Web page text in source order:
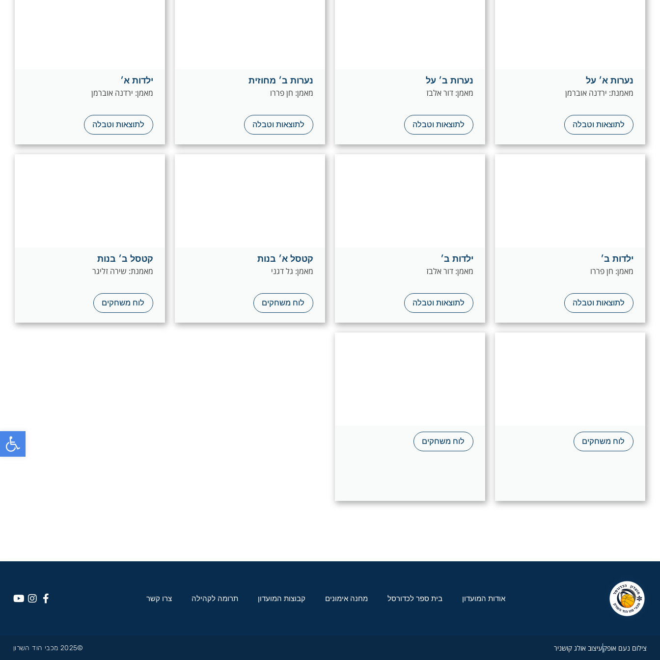
פתח
נערות א׳ על
מאמנת: ירדנה אוברמן
לתוצאות וטבלה
נערות ב׳ על
מאמן: דור אלבז
לתוצאות וטבלה
נערות ב׳ מחוזית
מאמן: חן פררו
לתוצאות וטבלה
ילדות א׳
מאמן: ירדנה אוברמן
לתוצאות וטבלה
ילדות ב׳
מאמן: חן פררו
לתוצאות וטבלה
ילדות ב׳
מאמן: דור אלבז
לתוצאות וטבלה
קטסל א׳ בנות
מאמן: גל דגני
לוח משחקים
קטסל ב׳ בנות
מאמנת: שירה זליגר
לוח משחקים
לוח משחקים לוח משחקים
אודות המועדון בית ספר לכדורסל מחנה אימונים קבוצות המועדון תרומה לקהילה צרו קשר
צילום נעם אופקעיצוב אולג קושניר ©2025 מכבי הוד השרון